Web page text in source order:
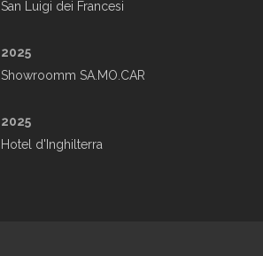
San Luigi dei Francesi
2025
Showroomm SA.MO.CAR
2025
Hotel d'Inghilterra